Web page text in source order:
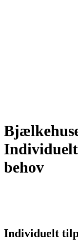
behov
Individuelt